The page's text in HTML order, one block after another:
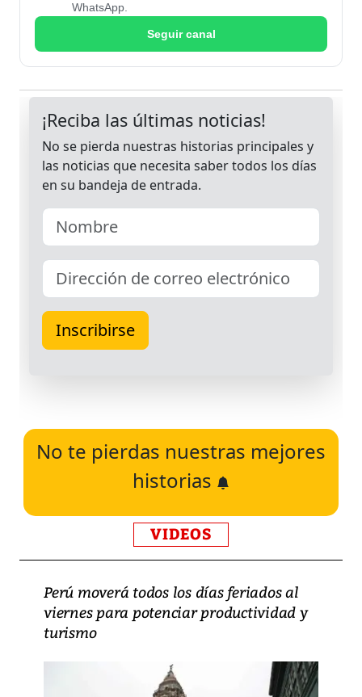
WhatsApp.
Seguir canal
No te pierdas nuestras mejores
historias
VIDEOS
Perú moverá todos los días feriados al
viernes para potenciar productividad y
turismo